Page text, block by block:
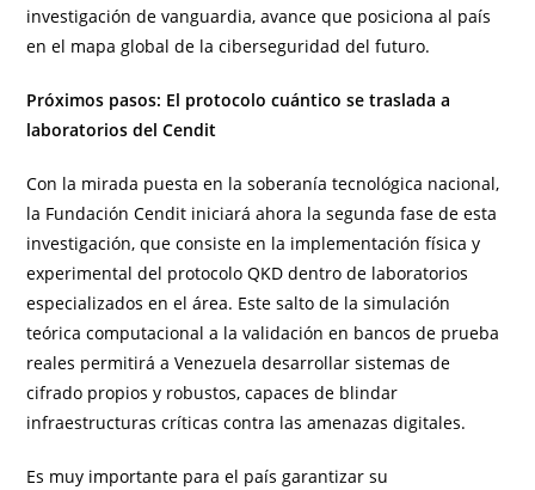
investigación de vanguardia, avance que posiciona al país
en el mapa global de la ciberseguridad del futuro.
Próximos pasos: El protocolo cuántico se traslada a
laboratorios del Cendit
Con la mirada puesta en la soberanía tecnológica nacional,
la Fundación Cendit iniciará ahora la segunda fase de esta
investigación, que consiste en la implementación física y
experimental del protocolo QKD dentro de laboratorios
especializados en el área. Este salto de la simulación
teórica computacional a la validación en bancos de prueba
reales permitirá a Venezuela desarrollar sistemas de
cifrado propios y robustos, capaces de blindar
infraestructuras críticas contra las amenazas digitales.
Es muy importante para el país garantizar su